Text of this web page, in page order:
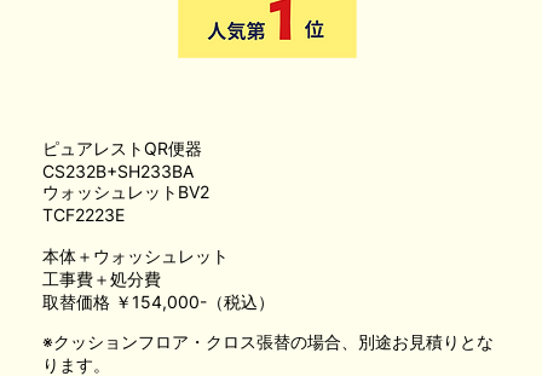
※クッションフロア・クロス張替の場合、別途お見積りとな
ります。
ピュアレストQR便器
CS232B+SH233BA
ウォッシュレットBV2
TCF2223E
本体＋ウォッシュレット
工事費＋処分費
取替価格 ￥154,000-（税込）